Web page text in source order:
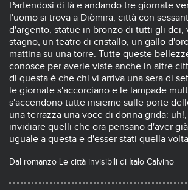
Partendosi di là e andando tre giornate
l'uomo si trova a Diòmira, città con
d'argento, statue in bronzo di tutti gli dei,
stagno, un teatro di cristallo, un gallo
mattina su una torre. Tutte queste
conosce per averle viste anche in altre
di questa è che chi vi arriva una sera di
le giornate s'accorciano e le lampade
s'accendono tutte insieme sulle porte
una terrazza una voce di donna grida:
invidiare quelli che ora pensano d'aver
uguale a questa e d'esser stati quella
Dal romanzo Le città invisibili di Italo Calvino